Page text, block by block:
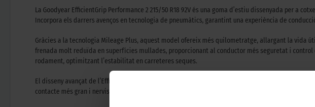
La Goodyear EfficientGrip Performance 2 215/50 R18 92V és una goma d’estiu dissenyada per
Incorpora els darrers avenços en tecnologia de pneumàtics, garantint una experiència de
Gràcies a la tecnologia Mileage Plus, aquest model ofereix més quilometratge, allargant la vida
frenada molt reduïda en superfícies mullades, proporcionant al conductor més seguretat i
rodament, optimitzant l’estabilitat en carreteres seques.
El disseny avançat de l’EfficientGrip Performance 2 no només en millora el comportament en
contacte més gran i nervis reforçats, aquesta goma ofereix una resposta precisa i una adherència